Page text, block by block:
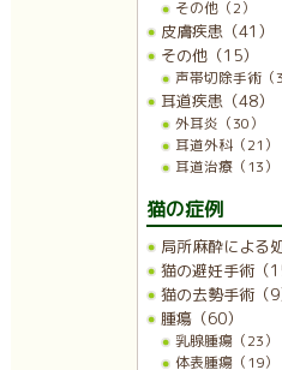
その他（2）
皮膚疾患（41）
その他（15）
声帯切除手術（3
耳道疾患（48）
外耳炎（30）
耳道外科（21）
耳道治療（13）
猫の症例
局所麻酔による
猫の避妊手術（
猫の去勢手術（9
腫瘍（60）
乳腺腫瘍（23）
体表腫瘍（19）